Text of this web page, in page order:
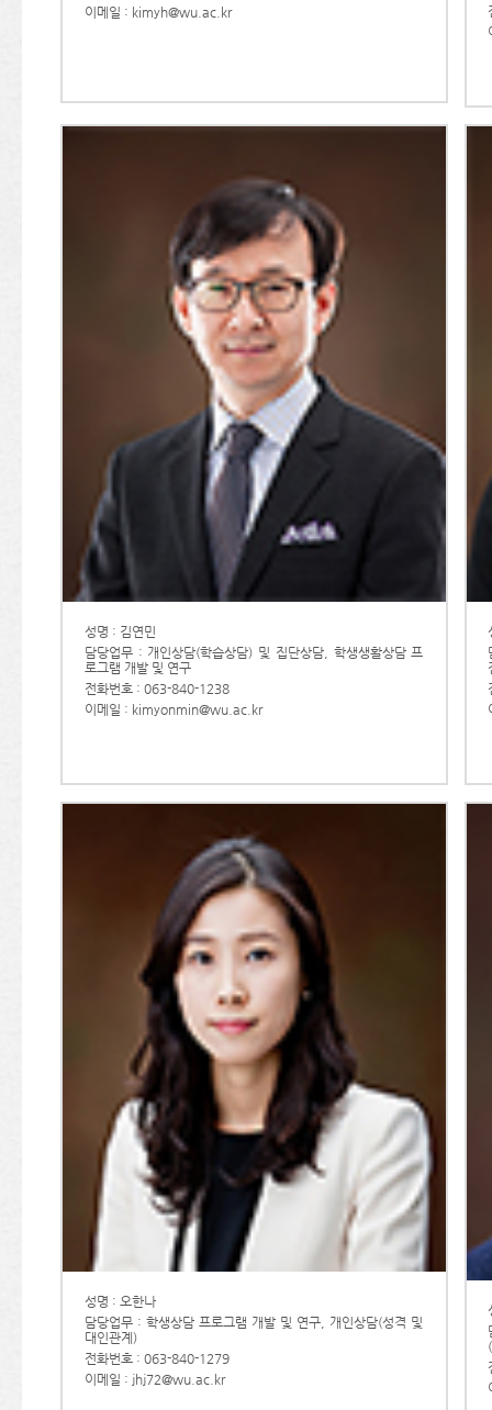
이메일 : kimyh@wu.ac.kr
성명 : 김연민
담당업무 : 개인상담(학습상담) 및 집단상담, 학생생활상담 프
로그램 개발 및 연구
전화번호 : 063-840-1238
이메일 : kimyonmin@wu.ac.kr
성명 : 오한나
담당업무 : 학생상담 프로그램 개발 및 연구, 개인상담(성격 및
대인관계)
전화번호 : 063-840-1279
이메일 : jhj72@wu.ac.kr